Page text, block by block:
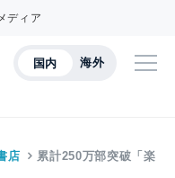
ディア
国内 海外
店 累計250万部突破「楽